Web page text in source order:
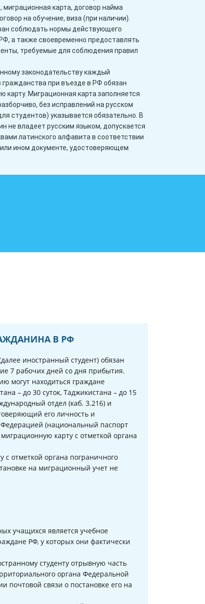
карта, договор найма
на обучение, виза (при наличии).
соблюдать нормы действующего
а также своевременно предоставлять
требуемые для соблюдения правил
законодательству каждый
при въезде в РФ обязан
карту. Миграционная карта заполняется
без исправлений на русском
студентов) указывается обязательно. В
не владеет русским языком, допускается
латинского алфавита в соответствии
ином документе, удостоверяющем
В РФ
иностранный студент) обязан
7 рабочих дней со дня прибытия.
могут находиться граждане
– до 30 суток, Таджикистана – до 15
отдел (каб. 3.216) и
его личность и
(национальный паспорт
карту с отметкой органа
отметкой органа пограничного
на миграционный учет не
учащихся является учебное
РФ, у которых они фактически
студенту отрывную часть
органа Федеральной
связи о постановке его на